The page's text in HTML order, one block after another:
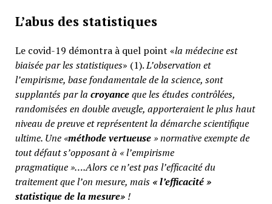
L’abus des statistiques
Le covid-19 démontra à quel point «la médecine est
biaisée par les statistiques» (1).L’observation et
l’empirisme, base fondamentale de la science, sont
supplantés par la croyanceque les études contrôlées,
randomisées en double aveugle, apporteraient le plus haut
niveau de preuve et représentent la démarche scientifique
ultime. Une «méthode vertueuse» normative exempte de
tout défaut s’opposant à « l’empirisme
pragmatique »….Alors ce n’est pas l’efficacité du
traitement que l’on mesure, mais «l’efficacité »
statistique de la mesure» !